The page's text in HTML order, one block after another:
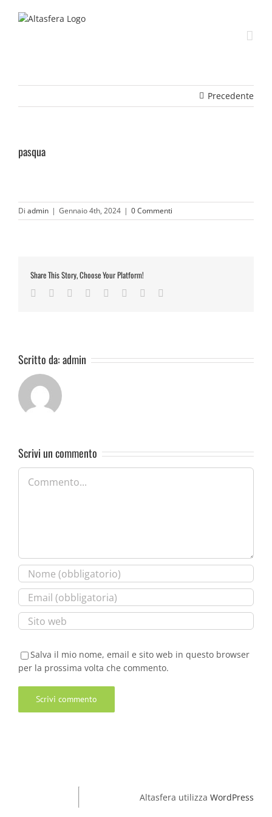
Precedente
pasqua
Di admin | Gennaio 4th, 2024 | 0 Commenti
Share This Story, Choose Your Platform!
Facebook
TwitterReddit LinkedIn
TumblrPinterest
Scritto da:admin
Scrivi un commento
Commento
Salva il mio nome, email e sito web in questo browser
per la prossima volta che commento.
Altasfera utilizza WordPress